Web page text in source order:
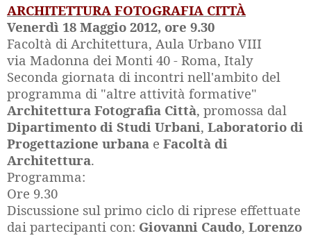
ARCHITETTURA FOTOGRAFIA CITTÀ
Venerdì 18 Maggio 2012, ore 9.30
Facoltà di Architettura, Aula Urbano VIII
via Madonna dei Monti 40 - Roma, Italy
Seconda giornata di incontri nell'ambito del
programma di "altre attività formative"
Architettura Fotografia Città, promossa dal
Dipartimento di Studi Urbani, Laboratorio di
Progettazione urbana e Facoltà di
Architettura.
Programma:
Ore 9.30
Discussione sul primo ciclo di riprese effettuate
dai partecipanti con: Giovanni Caudo, Lorenzo